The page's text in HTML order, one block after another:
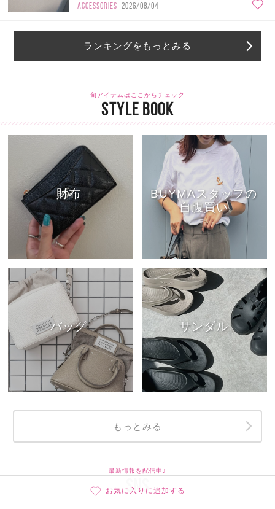
お気に入りに追加する
ACCESSORIES 2026/08/04
ランキングをもっとみる
旬アイテムはここからチェック
STYLE BOOK
財布
BUYMAスタッフの
自腹買い
バッグ サンダル
もっとみる
最新情報を配信中♪
SNS